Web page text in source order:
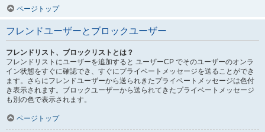
ページトップ
フレンドユーザーとブロックユーザー
フレンドリスト、ブロックリストとは？
フレンドリストにユーザーを追加すると ユーザーCP でそのユーザーのオンラ
イン状態をすぐに確認でき、すぐにプライベートメッセージを送ることができ
ます。さらにフレンドユーザーから送られきたプライベートメッセージは色付
き表示されます。ブロックユーザーから送られてきたプライベートメッセージ
も別の色で表示されます。
ページトップ